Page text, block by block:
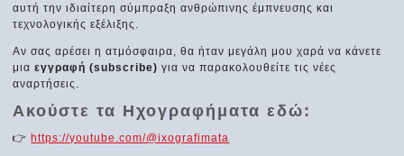
αυτή την ιδιαίτερη σύμπραξη ανθρώπινης έμπνευσης και
τεχνολογικής εξέλιξης.
Αν σας αρέσει η ατμόσφαιρα, θα ήταν μεγάλη μου χαρά να κάνετε
μιαεγγραφή (subscribe) για να παρακολουθείτε τις νέες
αναρτήσεις.
Ακούστε τα Ηχογραφήματα εδώ:
👉 https://youtube.com/@ixografimata